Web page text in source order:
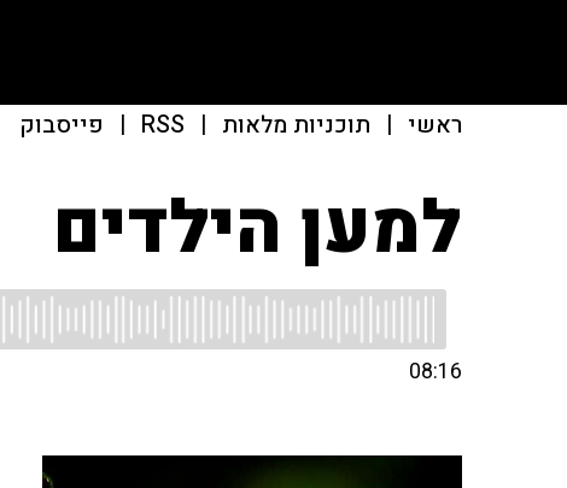
ראשי | תוכניות מלאות |
RSS
| פייסבוק
למען הילדים
08:16